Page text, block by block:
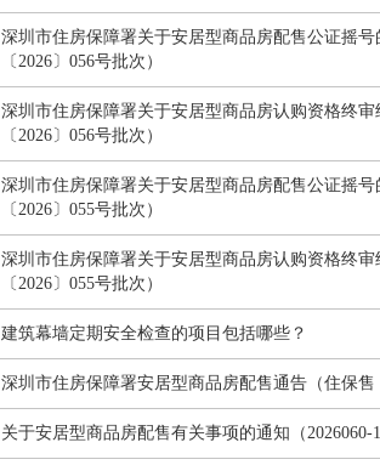
深圳市住房保障署关于安居型商品房配售公证摇号
〔2026〕056号批次）
深圳市住房保障署关于安居型商品房认购资格终
〔2026〕056号批次）
深圳市住房保障署关于安居型商品房配售公证摇号
〔2026〕055号批次）
深圳市住房保障署关于安居型商品房认购资格终
〔2026〕055号批次）
建筑幕墙定期安全检查的项目包括哪些？
深圳市住房保障署安居型商品房配售通告（住保售
关于安居型商品房配售有关事项的通知（2026060-1